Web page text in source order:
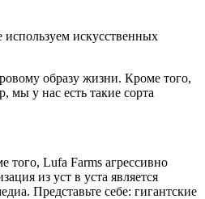
искусственных
образу жизни. Кроме того,
у нас есть такие сорта
того, Lufa Farms агрессивно
из уст в уста является
Представьте себе: гигантские